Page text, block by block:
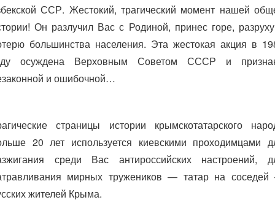
ССР. Жестокий, трагический момент нашей
Он разлучил Вас с Родиной, принес горе,
большинства населения. Эта жестокая акция в
осуждена Верховным Советом СССР и
и ошибочной…
страницы истории крымскотатарского
20 лет используется киевскими проходимцами
среди Вас антироссийских настроений,
мирных тружеников — татар на
жителей Крыма.